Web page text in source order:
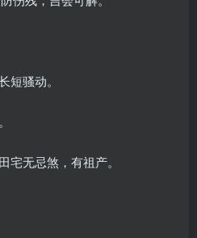
短骚动。
宅无忌煞，有祖产。